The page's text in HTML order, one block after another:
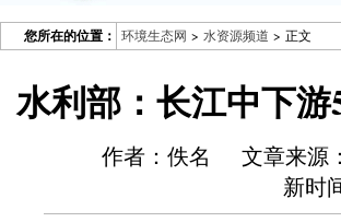
您所在的位置： 环境生态网 > 水资源频道 > 正文
水利部：长江中下
作者：佚名 文章来源：
新时